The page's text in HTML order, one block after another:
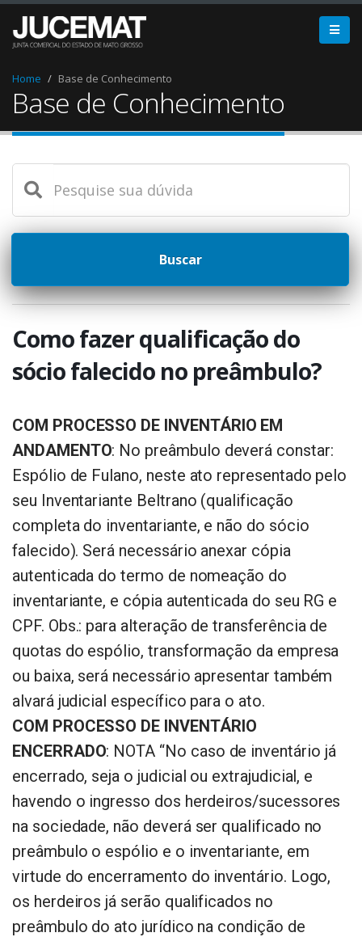
Home Base de Conhecimento
Base de Conhecimento
Buscar
Como fazer qualificação do
sócio falecido no preâmbulo?
COM PROCESSO DE INVENTÁRIO EM
ANDAMENTO: No preâmbulo deverá constar:
Espólio de Fulano, neste ato representado pelo
seu Inventariante Beltrano (qualificação
completa do inventariante, e não do sócio
falecido). Será necessário anexar cópia
autenticada do termo de nomeação do
inventariante, e cópia autenticada do seu RG e
CPF. Obs.: para alteração de transferência de
quotas do espólio, transformação da empresa
ou baixa, será necessário apresentar também
alvará judicial específico para o ato.
COM PROCESSO DE INVENTÁRIO
ENCERRADO: NOTA “No caso de inventário já
encerrado, seja o judicial ou extrajudicial, e
havendo o ingresso dos herdeiros/sucessores
na sociedade, não deverá ser qualificado no
preâmbulo o espólio e o inventariante, em
virtude do encerramento do inventário. Logo,
os herdeiros já serão qualificados no
preâmbulo do ato jurídico na condição de